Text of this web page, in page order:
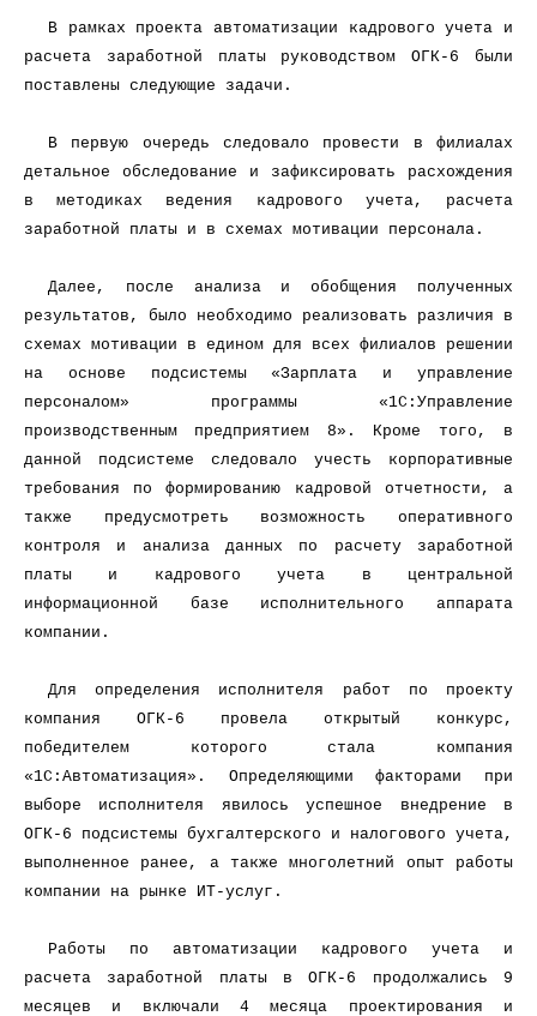
В рамках проекта автоматизации кадрового учета и
расчета заработной платы руководством ОГК-6 были
поставлены следующие задачи.
В первую очередь следовало провести в филиалах
детальное обследование и зафиксировать расхождения
в методиках ведения кадрового учета, расчета
заработной платы и в схемах мотивации персонала.
Далее, после анализа и обобщения полученных
результатов, было необходимо реализовать различия в
схемах мотивации в едином для всех филиалов решении
на основе подсистемы «Зарплата и управление
персоналом» программы «1С:Управление
производственным предприятием 8». Кроме того, в
данной подсистеме следовало учесть корпоративные
требования по формированию кадровой отчетности, а
также предусмотреть возможность оперативного
контроля и анализа данных по расчету заработной
платы и кадрового учета в центральной
информационной базе исполнительного аппарата
компании.
Для определения исполнителя работ по проекту
компания ОГК-6 провела открытый конкурс,
победителем которого стала компания
«1С:Автоматизация». Определяющими факторами при
выборе исполнителя явилось успешное внедрение в
ОГК-6 подсистемы бухгалтерского и налогового учета,
выполненное ранее, а также многолетний опыт работы
компании на рынке ИТ-услуг.
Работы по автоматизации кадрового учета и
расчета заработной платы в ОГК-6 продолжались 9
месяцев и включали 4 месяца проектирования и